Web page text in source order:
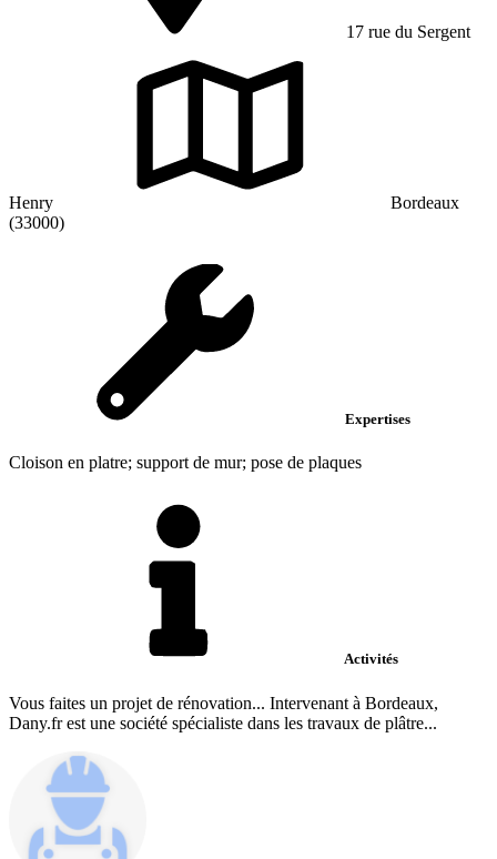
17 rue du Sergent
Henry
Bordeaux
(33000)
Expertises
Cloison en platre; support de mur; pose de plaques
Activités
Vous faites un projet de rénovation... Intervenant à Bordeaux,
Dany.fr est une société spécialiste dans les travaux de plâtre...